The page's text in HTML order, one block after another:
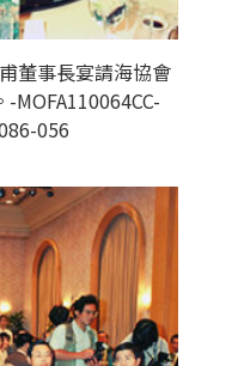
董事長宴請海協會
MOFA110064CC-
056